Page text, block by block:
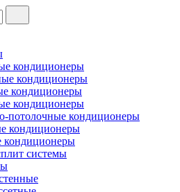
кондиционеры
кондиционеры
кондиционеры
кондиционеры
потолочные кондиционеры
кондиционеры
системы